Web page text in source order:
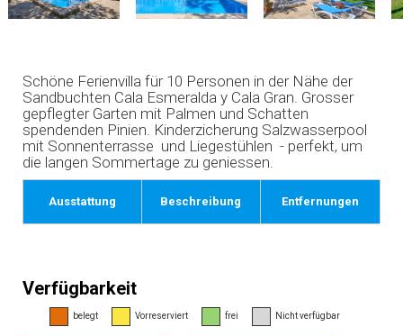
Schöne Ferienvilla für 10 Personen in der Nähe der
Sandbuchten Cala Esmeralda y Cala Gran. Grosser
gepflegter Garten mit Palmen und Schatten
spendenden Pinien. Kinderzicherung Salzwasserpool
mit Sonnenterrasse und Liegestühlen - perfekt, um
die langen Sommertage zu geniessen.
Ausstattung Beschreibung Entfernungen
Verfügbarkeit
belegt Vorreserviert frei Nicht verfügbar